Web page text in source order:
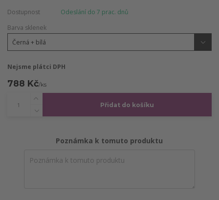
Dostupnost
Odeslání do 7 prac. dnů
Barva sklenek
Nejsme plátci DPH
788 Kč/ks
Přidat do košíku
Poznámka k tomuto produktu